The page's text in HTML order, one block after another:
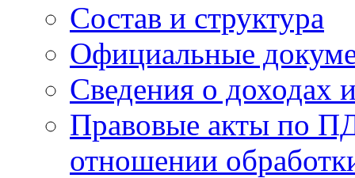
Состав и структура
Официальные
Сведения о доходах
Правовые акты по
отношении